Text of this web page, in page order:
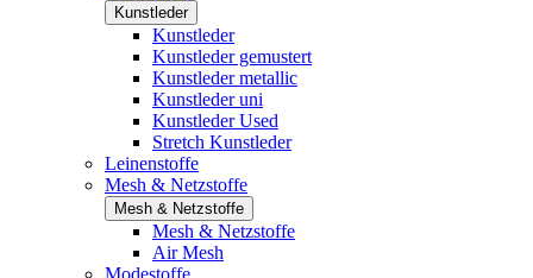
Kunstleder
Kunstleder
Kunstleder gemustert
Kunstleder metallic
Kunstleder uni
Kunstleder Used
Stretch Kunstleder
Leinenstoffe
Mesh & Netzstoffe
Mesh & Netzstoffe
Mesh & Netzstoffe
Air Mesh
Modestoffe